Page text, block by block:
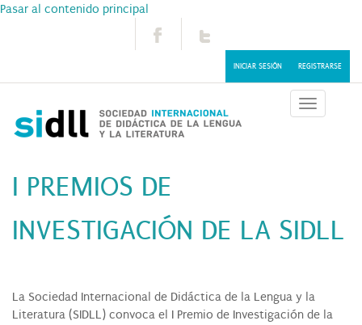
Pasar al contenido principal
INICIAR SESIÓN REGISTRARSE
Toggle
I PREMIOS DE
INVESTIGACIÓN DE LA SIDLL
La Sociedad Internacional de Didáctica de la Lengua y la
Literatura (SIDLL) convoca el I Premio de Investigación de la